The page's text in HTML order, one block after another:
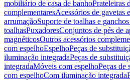
mobiliário de casa de banhoPrateleiras
complementaresAcessórios de gavetas
arrumaçãoSuporte de toalhas e
toalhasPuxadoresConjuntos de pés de
magnéticosOutros acessórios
com espelhoEspelhoPeças de
iluminação integradaPeças de
integradaMóveis com espelhoPeças de
com espelhoCom iluminação integrada